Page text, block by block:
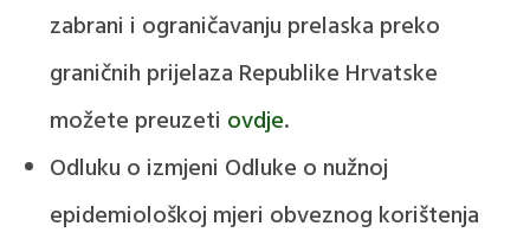
zabrani i ograničavanju prelaska preko
graničnih prijelaza Republike Hrvatske
možete preuzeti ovdje.
Odluku o izmjeni Odluke o nužnoj
epidemiološkoj mjeri obveznog korištenja